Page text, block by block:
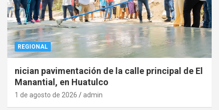
REGIONAL
nician pavimentación de la calle principal de El
Manantial, en Huatulco
1 de agosto de 2026 admin